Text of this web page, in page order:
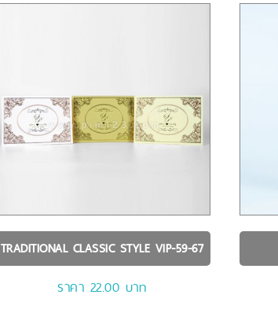
TRADITIONAL CLASSIC STYLE VIP-59-67
ราคา 22.00 บาท